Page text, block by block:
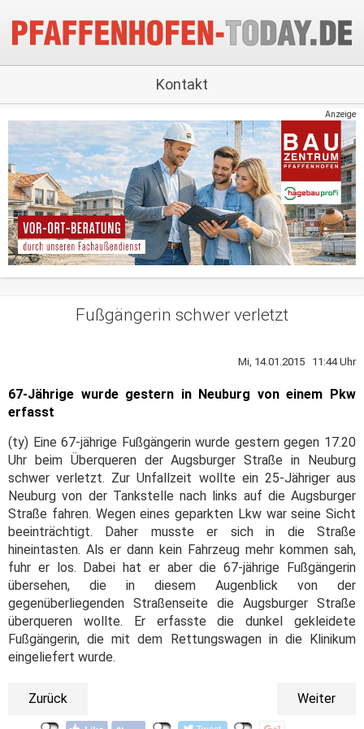
Kontakt
Anzeige
Fußgängerin schwer verletzt
Mi, 14.01.2015 11:44 Uhr
67-Jährige wurde gestern in Neuburg von einem Pkw
erfasst
(ty) Eine 67-jährige Fußgängerin wurde gestern gegen 17.20
Uhr beim Überqueren der Augsburger Straße in Neuburg
schwer verletzt. Zur Unfallzeit wollte ein 25-Jähriger aus
Neuburg von der Tankstelle nach links auf die Augsburger
Straße fahren. Wegen eines geparkten Lkw war seine Sicht
beeinträchtigt. Daher musste er sich in die Straße
hineintasten. Als er dann kein Fahrzeug mehr kommen sah,
fuhr er los. Dabei hat er aber die 67-jährige Fußgängerin
übersehen, die in diesem Augenblick von der
gegenüberliegenden Straßenseite die Augsburger Straße
überqueren wollte. Er erfasste die dunkel gekleidete
Fußgängerin, die mit dem Rettungswagen in die Klinikum
eingeliefert wurde.
Zurück Weiter